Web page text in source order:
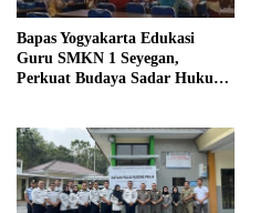
Bapas Yogyakarta Edukasi
Guru SMKN 1 Seyegan,
Perkuat Budaya Sadar Hukum